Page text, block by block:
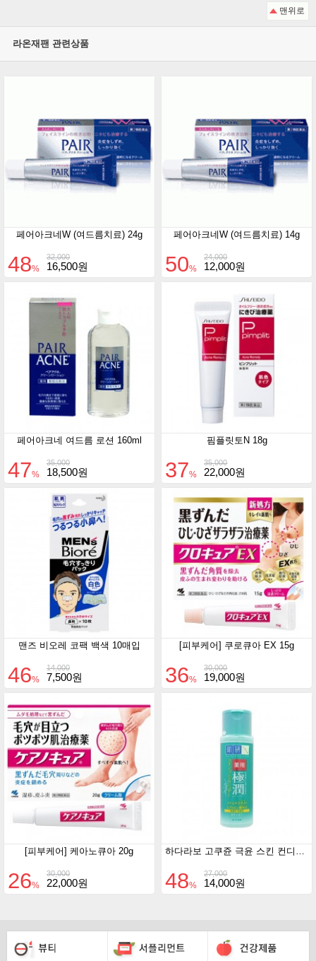
맨위로
라온재팬 관련상품
페어아크네W (여드름치료) 24g
32,000
48% 16,500원
페어아크네W (여드름치료) 14g
24,000
50% 12,000원
페어아크네 여드름 로션 160ml
35,000
47% 18,500원
핌플릿토N 18g
35,000
37% 22,000원
맨즈 비오레 코팩 백색 10매입
14,000
46% 7,500원
[피부케어] 쿠로큐아 EX 15g
30,000
36% 19,000원
[피부케어] 케아노큐아 20g
30,000
26% 22,000원
27,000
48% 14,000원